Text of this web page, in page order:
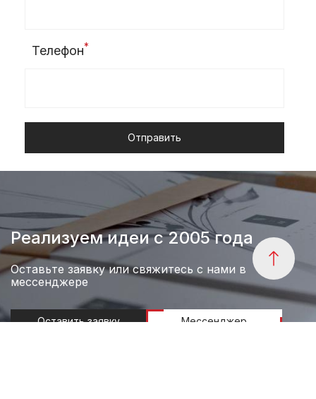
Телефон*
Реализуем идеи с 2005 года
Оставьте заявку или свяжитесь с нами в
мессенджере
Оставить заявку Мессенджер